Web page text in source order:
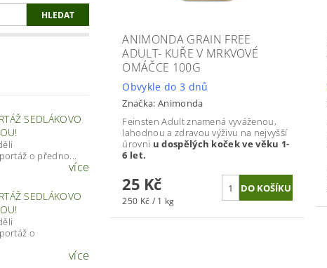
SEDLÁKOVO
o předno...
více
SEDLÁKOVO
o
více
ANIMONDA GRAIN FREE
ADULT- KUŘE V MRKVOVÉ
OMÁČCE 100G
Obvykle do 3 dnů
Značka: Animonda
Feinsten Adult znamená vyváženou,
lahodnou a zdravou výživu na nejvyšší
úrovni u dospělých koček ve věku 1-
6 let.
25 Kč
250 Kč / 1 kg